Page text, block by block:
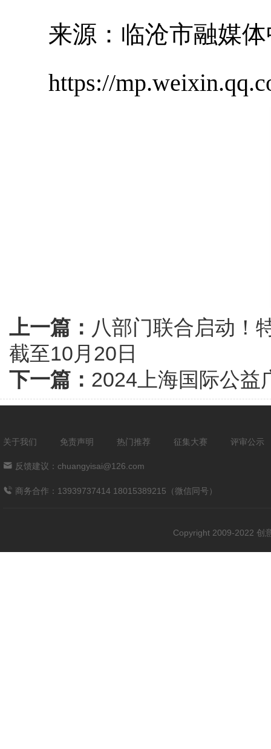
来源：临沧市融
https://
上一篇： 八部门联合启动！
截至10月20日
下一篇： 2024上海国际公益
关于我们 免责声明 热门推荐 征集大赛 评审公示
反馈建议：chuangyisai@126.com
商务合作：13939737414 18015389215（微信同号）
Copyright 2009-2022 创